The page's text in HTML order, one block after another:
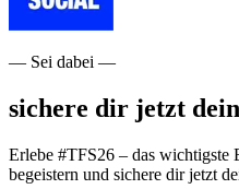
— Sei dabei —
sichere dir jetzt
Erlebe #TFS26 – das wichtigste
begeistern und sichere dir jetzt